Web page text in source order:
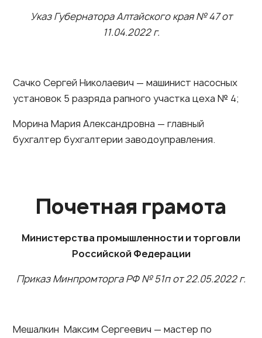
Указ Губернатора Алтайского края № 47 от
11.04.2022 г.
Сачко Сергей Николаевич — машинист насосных
установок 5 разряда рапного участка цеха № 4;
Морина Мария Александровна — главный
бухгалтер бухгалтерии заводоуправления.
Почетная грамота
Министерства промышленности и торговли
Российской Федерации
Приказ Минпромторга РФ № 51п от 22.05.2022 г.
Мешалкин Максим Сергеевич — мастер по